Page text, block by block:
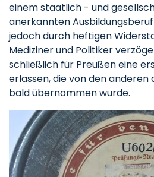
einem staatlich - und
anerkannten
jedoch durch heftigen
Mediziner und Politiker
schließlich für Preußen eine
erlassen, die von den anderen
bald übernommen wurde.